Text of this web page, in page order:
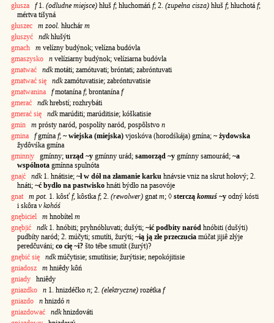
głusza f1. (odludne miejsce) hłuš f; hłuchomáń f; 2. (zupełna cisza) hłuš f; hłuchotá f;
mértva tišyná
głuszec
m zool. hłuchár m
głuszyć
ndkhłušýti
gmach
m velízny budýnok; velízna budóvla
gmaszysko
n velíziarny budýnok; velíziarna budóvla
gmatwać
ndkmotáti; zamótuvati; bróntati; zabróntuvati
gmatwać się
ndkzamótuvatisie; zabróntuvatisie
gmatwanina
fmotanína f; brontanína f
gmerać
ndkhrebstí; rozhrybáti
gmerać się
ndkmarúditi; marúditisie; kóškatisie
gmin
m prósty naród, pospolíty naród, pospôlstvo n
gmina
fgmína f; ~ wiejska (miejska) vjoskóva (horodśkája) gmína; ~ żydowska
žydôvśka gmína
gminn|y gmínny; urząd ~y gmínny urád; samorząd ~y gmínny samourád; ~a
wspólnota gmínna spulnóta
gna|ć
ndk1. hnátisie; ~ł w dół na złamanie karku hnávsie vniz na skrut hołový; 2.
hnáti; ~ć bydło na pastwisko hnáti býdło na pasovóje
gnat
m pot. 1. kôsť f, kôstka f; 2. (rewolwer) gnat m; ◊ sterczą komuś ~y odný kósti
i skôra v kohóś
gnębiciel
m hnobítel m
gnęb|ić
ndk1. hnóbiti; pryhnóbluvati; dušýti; ~ić podbity naród hnóbiti (dušýti)
pudbíty naród; 2. múčyti; smutíti, žurýti; ~ią ją złe przeczucia múčat jijiê złýje
peredčuváni; co cię ~i? što tébe smutít (žurýt)?
gnębić się
ndkmúčytisie; smutítisie; žurýtisie; nepokójitisie
gniadosz
m hniêdy kôń
gniady hniêdy
gniazdko
n 1. hnizdéčko n; 2. (elektryczne) rozétka f
gniazdo
n hnizdó n
gniazdować
ndkhnizdováti